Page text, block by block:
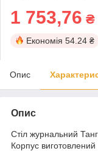
1 753,76 ₴
Економія 54.24 ₴
Опис
Опис
Стіл журнальний
Корпус